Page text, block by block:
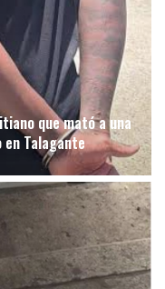
que mató a una
Talagante